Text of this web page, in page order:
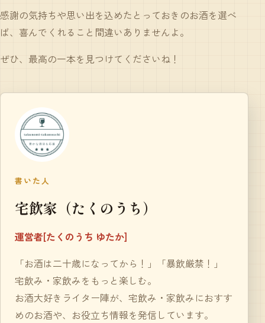
感謝の気持ちや思い出を込めたとっておきのお酒を選べ
ば、喜んでくれること間違いありませんよ。
ぜひ、最高の一本を見つけてくださいね！
書いた人
宅飲家（たくのうち）
運営者[たくのうち ゆたか]
「お酒は二十歳になってから！」「暴飲厳禁！」
宅飲み・家飲みをもっと楽しむ。
お酒大好きライター陣が、宅飲み・家飲みにおすす
めのお酒や、お役立ち情報を発信しています。